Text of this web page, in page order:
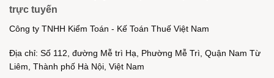
trực tuyến
Công ty TNHH Kiểm Toán - Kế Toán Thuế Việt Nam
Địa chỉ: Số 112, đường Mễ trì Hạ, Phường Mễ Trì, Quận Nam Từ
Liêm, Thành phố Hà Nội, Việt Nam